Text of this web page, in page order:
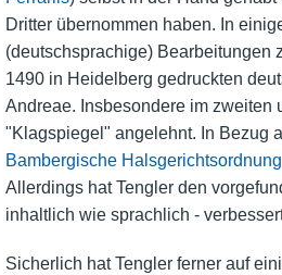
Dritter übernommen haben. In
(deutschsprachige) Bearbeitungen
1490 in Heidelberg gedruckten
Andreae. Insbesondere im zweiten
"Klagspiegel" angelehnt. In Bezug
Bambergische Halsgerichtsordnung
Allerdings hat Tengler den
inhaltlich wie sprachlich -
Sicherlich hat Tengler ferner auf